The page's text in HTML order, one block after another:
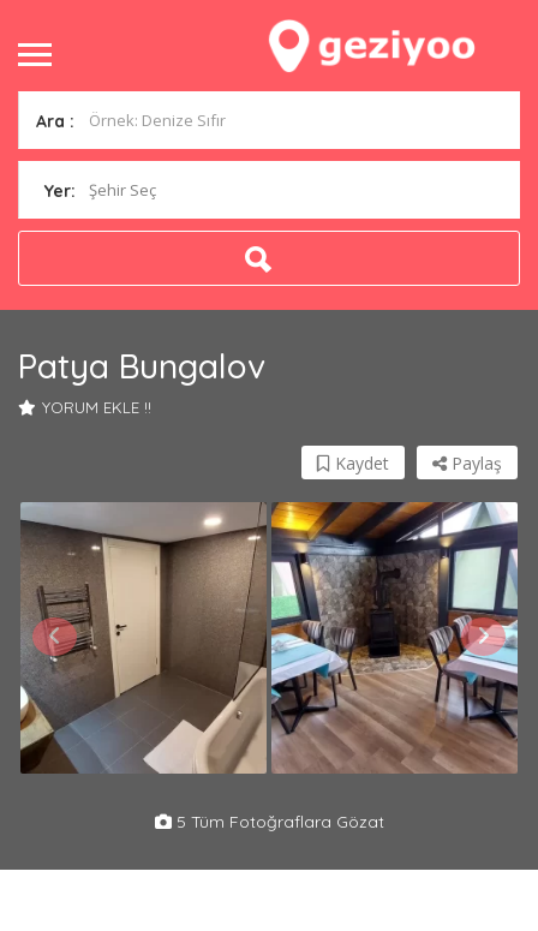
Ara :
Yer: Şehir Seç
Patya Bungalov
YORUM EKLE !!
Paylaş
Kaydet
5 Tüm Fotoğraflara Gözat